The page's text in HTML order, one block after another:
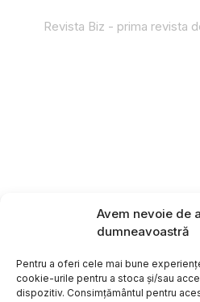
Avem nevoie de
dumneavoastră
Pentru a oferi cele mai bune
cookie-urile pentru a stoca și/sau
dispozitiv. Consimțământul pentru
Revista Biz - prima revista